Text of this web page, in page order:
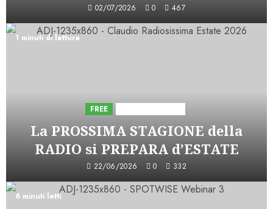
02/07/2026 0 467
1 minuti di lettura
FREE
La PROSSIMA STAGIONE della
RADIO si PREPARA d’ESTATE
22/06/2026 0 332
6 minuti letti